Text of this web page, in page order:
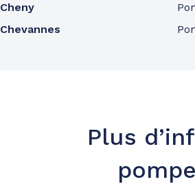
Cheny
Chevannes
Plus